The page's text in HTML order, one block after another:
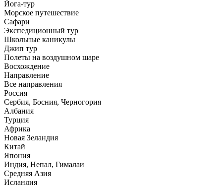
Йога-тур
Морское путешествие
Сафари
Экспедиционный тур
Школьные каникулы
Джип тур
Полеты на воздушном шаре
Восхождение
Направлениe
Все направления
Россия
Сербия, Босния, Черногория
Албания
Турция
Африка
Новая Зеландия
Китай
Япония
Индия, Непал, Гималаи
Средняя Азия
Исландия